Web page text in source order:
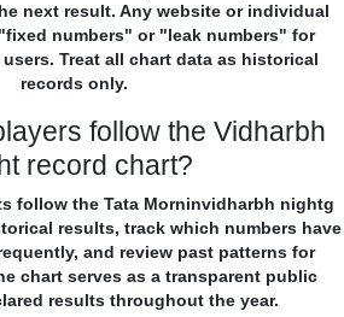
next result. Any website or individual
numbers" or "leak numbers" for
Treat all chart data as historical
records only.
follow the Vidharbh
record chart?
follow the Tata Morninvidharbh nightg
results, track which numbers have
and review past patterns for
chart serves as a transparent public
results throughout the year.